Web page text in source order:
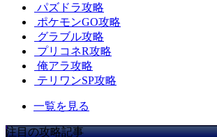
パズドラ攻略
ポケモンGO攻略
グラブル攻略
プリコネR攻略
俺アラ攻略
テリワンSP攻略
一覧を見る
注目の攻略記事